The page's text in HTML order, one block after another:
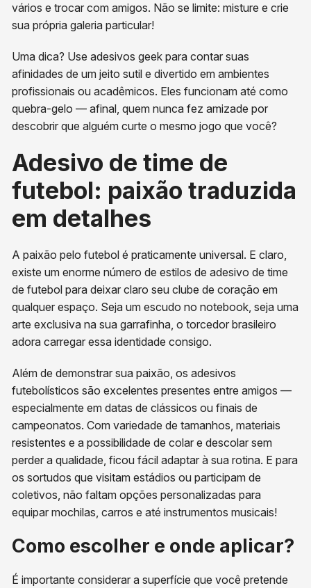
vários e trocar com amigos. Não se limite: misture e crie
sua própria galeria particular!
Uma dica? Use adesivos geek para contar suas
afinidades de um jeito sutil e divertido em ambientes
profissionais ou acadêmicos. Eles funcionam até como
quebra-gelo — afinal, quem nunca fez amizade por
descobrir que alguém curte o mesmo jogo que você?
Adesivo de time de
futebol: paixão traduzida
em detalhes
A paixão pelo futebol é praticamente universal. E claro,
existe um enorme número de estilos de adesivo de time
de futebol para deixar claro seu clube de coração em
qualquer espaço. Seja um escudo no notebook, seja uma
arte exclusiva na sua garrafinha, o torcedor brasileiro
adora carregar essa identidade consigo.
Além de demonstrar sua paixão, os adesivos
futebolísticos são excelentes presentes entre amigos —
especialmente em datas de clássicos ou finais de
campeonatos. Com variedade de tamanhos, materiais
resistentes e a possibilidade de colar e descolar sem
perder a qualidade, ficou fácil adaptar à sua rotina. E para
os sortudos que visitam estádios ou participam de
coletivos, não faltam opções personalizadas para
equipar mochilas, carros e até instrumentos musicais!
Como escolher e onde aplicar?
É importante considerar a superfície que você pretende